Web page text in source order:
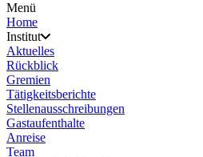
Menü
Home
Institut
Aktuelles
Rückblick
Gremien
Tätigkeitsberichte
Stellenausschreibungen
Gastaufenthalte
Anreise
Team